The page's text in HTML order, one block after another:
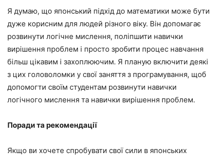
Я думаю, що японський підхід до математики може бути
дуже корисним для людей різного віку. Він допомагає
розвинути логічне мислення, поліпшити навички
вирішення проблем і просто зробити процес навчання
більш цікавим і захоплюючим. Я планую включити деякі
з цих головоломки у свої заняття з програмування, щоб
допомогти своїм студентам розвинути навички
логічного мислення та навички вирішення проблем.
Поради та рекомендації
Якщо ви хочете спробувати свої сили в японських